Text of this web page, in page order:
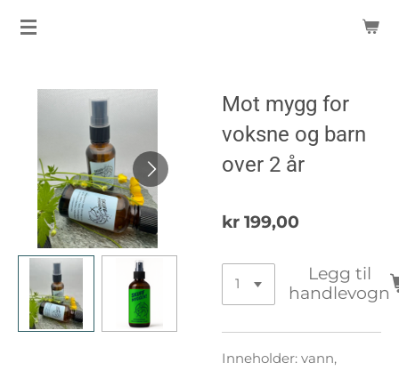
Gå
Mot mygg for
voksne og barn
over 2 år
kr 199,00
Legg til
handlevogn
Inneholder: vann,